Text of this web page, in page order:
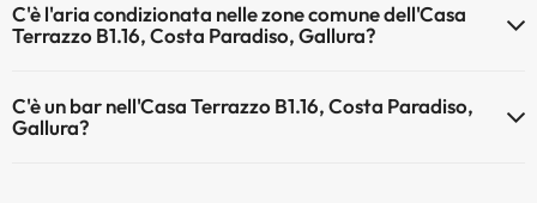
riscaldamento nelle aree comuni
C'è l'aria condizionata nelle zone comune dell'Casa
Terrazzo B1.16, Costa Paradiso, Gallura?
condizionata nelle aree comuni.
C'è un bar nell'Casa Terrazzo B1.16, Costa Paradiso,
Gallura?